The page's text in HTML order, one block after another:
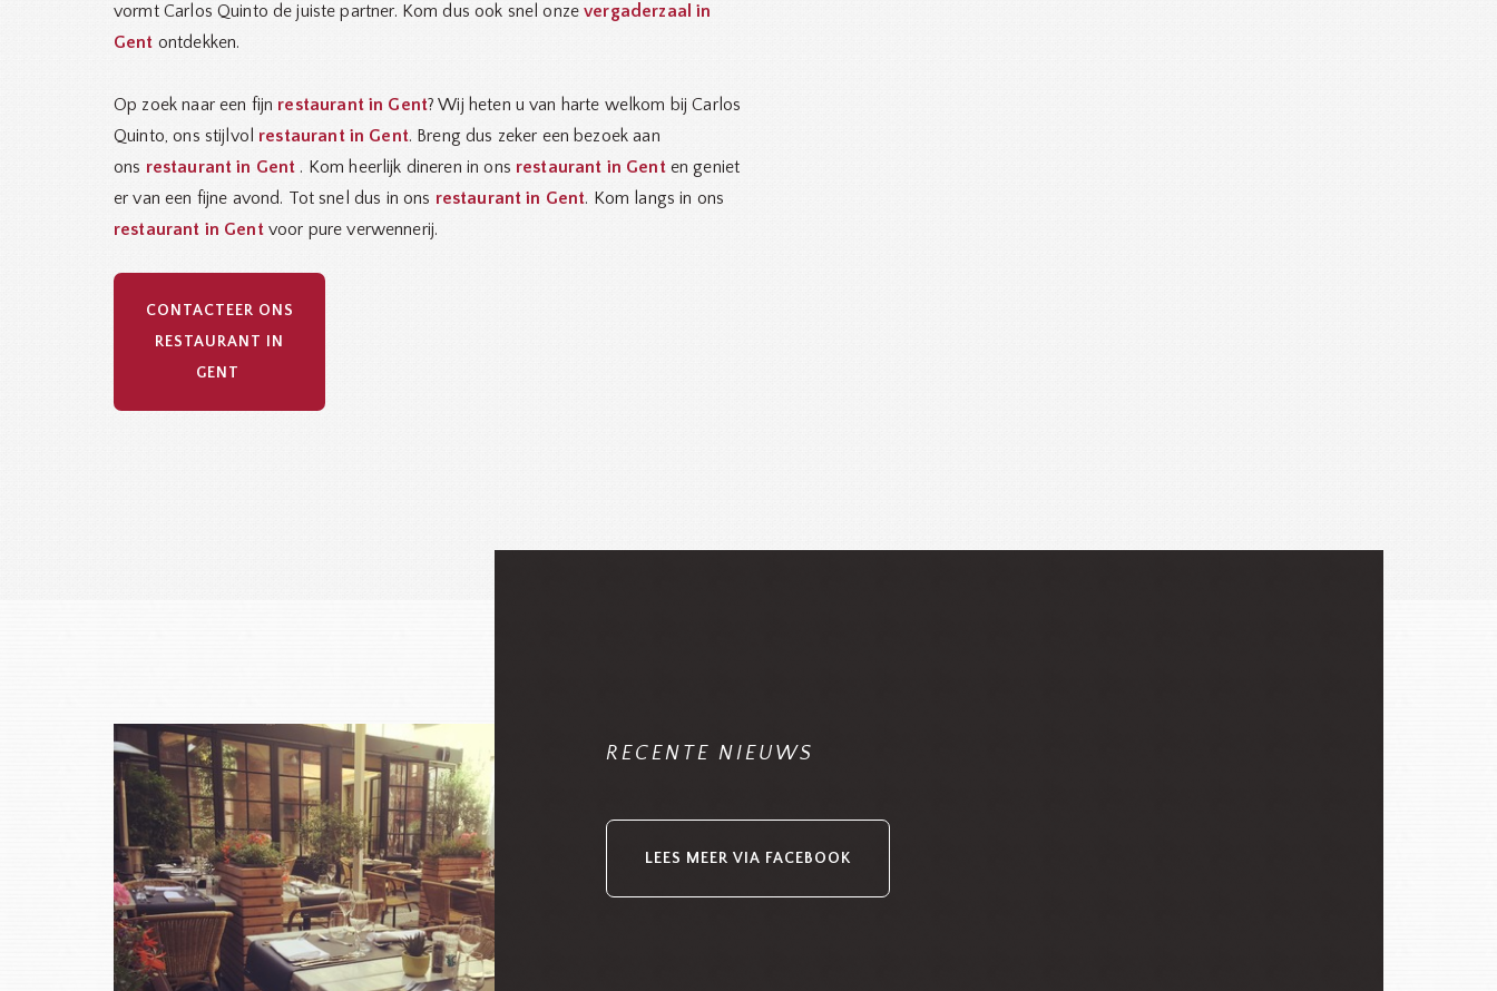
vormt Carlos Quinto de juiste partner. Kom dus ook snel onzevergaderzaal in
Gent ontdekken.
Op zoek naar een fijn restaurant in Gent? Wij heten u van harte welkom bij Carlos
Quinto, ons stijlvol restaurant in Gent. Breng dus zeker een bezoek aan
ons restaurant in Gent . Kom heerlijk dineren in ons restaurant in Genten geniet
er van een fijne avond. Tot snel dus in ons restaurant in Gent. Kom langs in ons
restaurant in Gentvoor pure verwennerij.
CONTACTEER ONS
RESTAURANT IN
GENT
RECENTE NIEUWS
LEES MEER VIA FACEBOOK